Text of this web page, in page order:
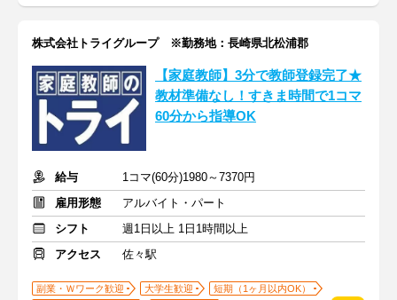
株式会社トライグループ ※勤務地：長崎県北松浦郡
【家庭教師】3分で教師登録完了★
教材準備なし！すきま時間で1コマ
60分から指導OK
給与
1コマ(60分)1980～7370円
雇用形態
アルバイト・パート
シフト
週1日以上 1日1時間以上
アクセス
佐々駅
副業・Ｗワーク歓迎 大学生歓迎
短期（1ヶ月以内OK）